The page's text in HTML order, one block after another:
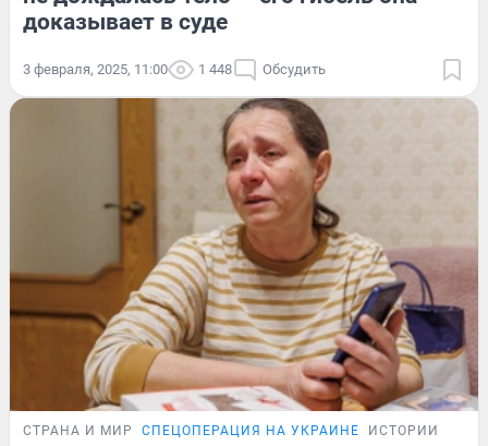
доказывает в суде
3 февраля, 2025, 11:00 1 448 Обсудить
СТРАНА И МИР СПЕЦОПЕРАЦИЯ НА УКРАИНЕ ИСТОРИИ